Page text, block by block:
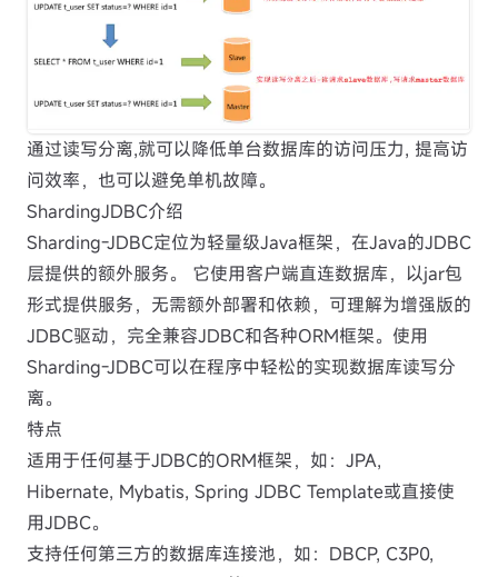
通过读写分离,就可以降低单台数据库的访问压力, 提高访
问效率，也可以避免单机故障。
ShardingJDBC介绍
Sharding-JDBC定位为轻量级Java框架，在Java的JDBC
层提供的额外服务。 它使用客户端直连数据库，以jar包
形式提供服务，无需额外部署和依赖，可理解为增强版的
JDBC驱动，完全兼容JDBC和各种ORM框架。使用
Sharding-JDBC可以在程序中轻松的实现数据库读写分
离。
特点
适用于任何基于JDBC的ORM框架，如：JPA,
Hibernate, Mybatis, Spring JDBC Template或直接使
用JDBC。
支持任何第三方的数据库连接池，如：DBCP, C3P0,